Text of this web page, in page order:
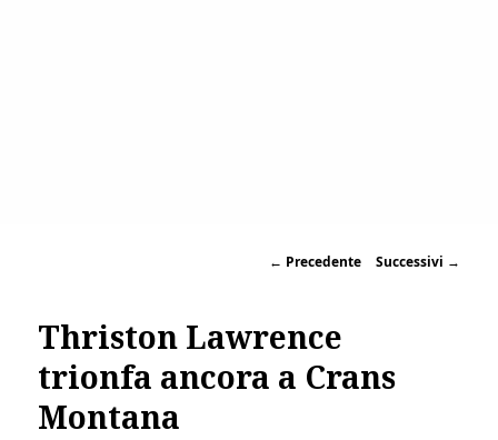
← Precedente Successivi →
Thriston Lawrence
trionfa ancora a Crans
Montana